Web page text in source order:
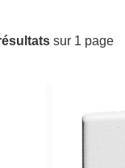
sur 1 page